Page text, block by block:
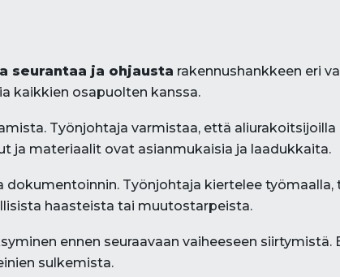
seurantaa ja ohjausta rakennushankkeen eri
kaikkien osapuolten kanssa.
Työnjohtaja varmistaa, että
ja materiaalit ovat asianmukaisia ja laadukkaita.
Työnjohtaja kiertelee
haasteista tai muutostarpeista.
ennen seuraavaan vaiheeseen siirtymistä.
sulkemista.